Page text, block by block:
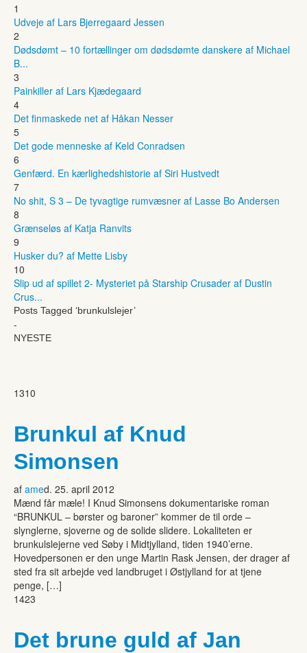
1
Udveje af Lars Bjerregaard Jessen
2
Dødsdømt – 10 fortællinger om dødsdømte danskere af Michael
B...
3
Painkiller af Lars Kjædegaard
4
Det finmaskede net af Håkan Nesser
5
Det gode menneske af Keld Conradsen
6
Genfærd. En kærlighedshistorie af Siri Hustvedt
7
No shit, S 3 – De tyvagtige rumvæsner af Lasse Bo Andersen
8
Grænseløs af Katja Ranvits
9
Husker du? af Mette Lisby
10
Slip ud af spillet 2- Mysteriet på Starship Crusader af Dustin
Crus...
Posts Tagged ‘brunkulslejer’
-
NYESTE
1310
Brunkul af Knud
Simonsen
af amed. 25. april 2012
Mænd får mæle! I Knud Simonsens dokumentariske roman
“BRUNKUL – børster og baroner” kommer de til orde –
slynglerne, sjoverne og de solide slidere. Lokaliteten er
brunkulslejerne ved Søby i Midtjylland, tiden 1940’erne.
Hovedpersonen er den unge Martin Rask Jensen, der drager af
sted fra sit arbejde ved landbruget i Østjylland for at tjene
penge, […]
1423
Det brune guld af Jan